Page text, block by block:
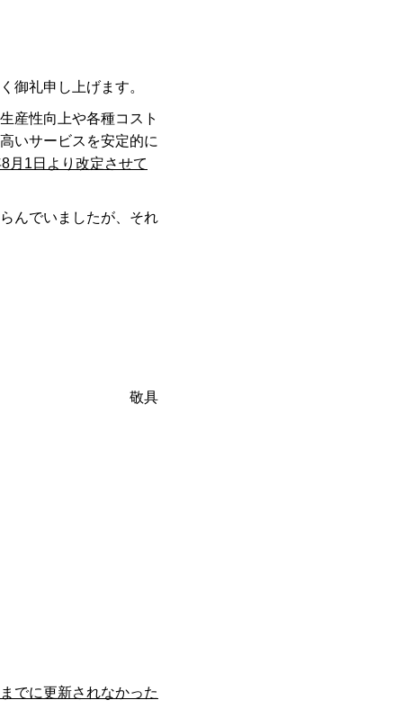
御礼申し上げます。
産性向上や各種コスト
いサービスを安定的に
8月 1 日より改定させて
んでいましたが、それ
敬具
でに更新されなかった